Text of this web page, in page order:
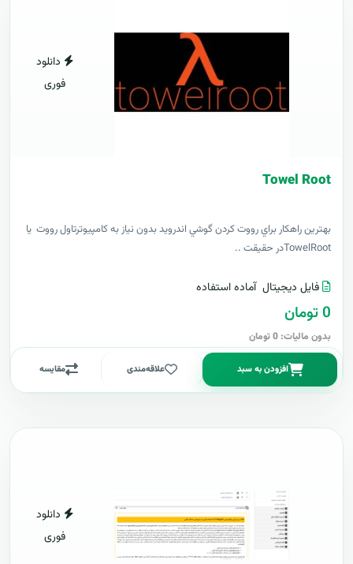
دانلود
فوری
Towel Root
بهترين راهکار براي رووت کردن گوشي اندرويد بدون نياز به کامپيوترتاول رووت يا
TowelRootدر حقيقت ..
فایل دیجیتال آماده استفاده
0 تومان
بدون مالیات: 0 تومان
افزودن به سبد علاقه‌مندی مقایسه
دانلود
فوری